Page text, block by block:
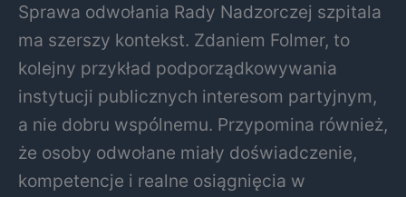
Sprawa odwołania Rady Nadzorczej szpitala
ma szerszy kontekst. Zdaniem Folmer, to
kolejny przykład podporządkowywania
instytucji publicznych interesom partyjnym,
a nie dobru wspólnemu. Przypomina również,
że osoby odwołane miały doświadczenie,
kompetencje i realne osiągnięcia w